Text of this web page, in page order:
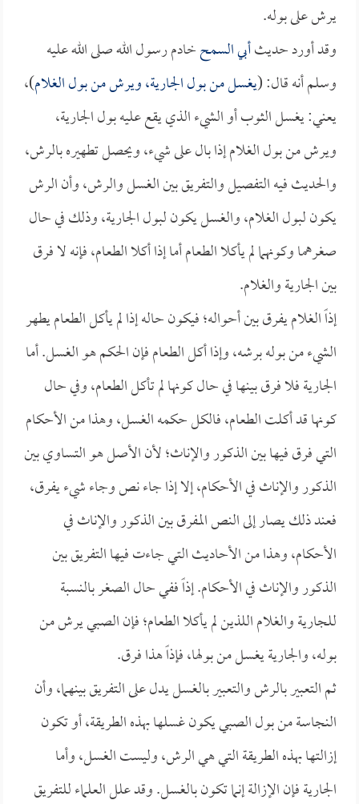
يرش على بوله.
وقد أورد حديثأبي السمحخادم رسول الله صلى الله عليه
وسلم أنه قال: (يغسل من بول الجارية، ويرش من بول الغلام)،
يعني: يغسل الثوب أو الشيء الذي يقع عليه بول الجارية،
ويرش من بول الغلام إذا بال على شيء، ويحصل تطهيره بالرش،
والحديث فيه التفصيل والتفريق بين الغسل والرش، وأن الرش
يكون لبول الغلام، والغسل يكون لبول الجارية، وذلك في حال
صغرهما وكونهما لم يأكلا الطعام أما إذا أكلا الطعام، فإنه لا فرق
بين الجارية والغلام.
إذاً الغلام يفرق بين أحواله؛ فيكون حاله إذا لم يأكل الطعام يطهر
الشيء من بوله برشه، وإذا أكل الطعام فإن الحكم هو الغسل. أما
الجارية فلا فرق بينها في حال كونها لم تأكل الطعام، وفي حال
كونها قد أكلت الطعام، فالكل حكمه الغسل، وهذا من الأحكام
التي فرق فيها بين الذكور والإناث؛ لأن الأصل هو التساوي بين
الذكور والإناث في الأحكام، إلا إذا جاء نص وجاء شيء يفرق،
فعند ذلك يصار إلى النص المفرق بين الذكور والإناث في
الأحكام، وهذا من الأحاديث التي جاءت فيها التفريق بين
الذكور والإناث في الأحكام. إذاً ففي حال الصغر بالنسبة
للجارية والغلام اللذين لم يأكلا الطعام؛ فإن الصبي يرش من
بوله، والجارية يغسل من بولها، فإذاً هذا فرق.
ثم التعبير بالرش والتعبير بالغسل يدل على التفريق بينهما، وأن
النجاسة من بول الصبي يكون غسلها بهذه الطريقة، أو تكون
إزالتها بهذه الطريقة التي هي الرش، وليست الغسل، وأما
الجارية فإن الإزالة إنما تكون بالغسل. وقد علل العلماء للتفريق